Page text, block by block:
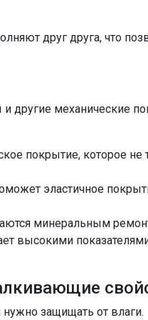
друг друга, что
другие механические
покрытие, которое
эластичное
минеральным
высокими
защищать от влаги.